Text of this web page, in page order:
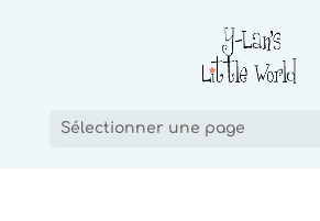
Sélectionner une page